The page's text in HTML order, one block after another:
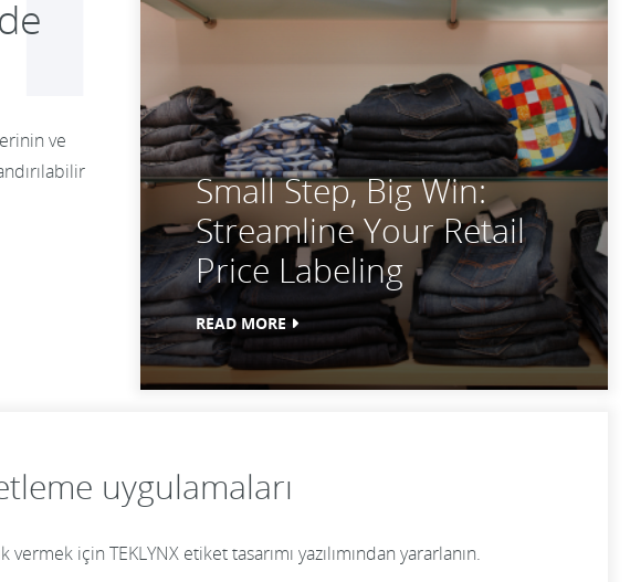
ve
Small Step, Big Win:
Streamline Your Retail
Price Labeling
READ MORE
uygulamaları
için TEKLYNX etiket tasarımı yazılımından yararlanın.